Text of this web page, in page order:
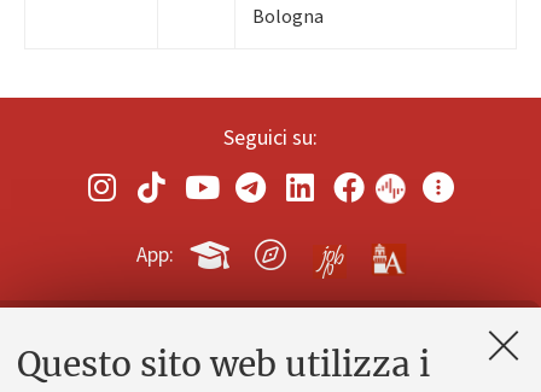
Questo sito web utilizza i
Bologna
Seguici su:
App:
Contatti e PEC